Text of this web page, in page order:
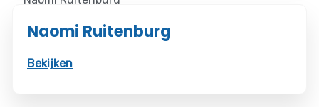
Naomi Ruitenburg
Bekijken